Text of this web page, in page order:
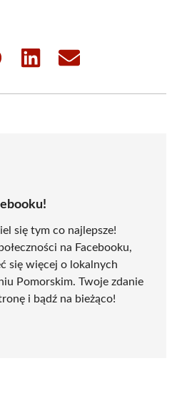
Share
Share
się tym co najlepsze!
na Facebooku,
się więcej o lokalnych
Pomorskim. Twoje zdanie
i bądź na bieżąco!